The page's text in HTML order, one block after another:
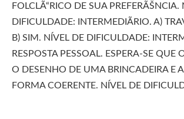
FOLCLÃ“RICO DE SUA PREFERÃŠNCIA.
DIFICULDADE: INTERMEDIÃRIO. A)
B) SIM. NÍVEL DE DIFICULDADE:
RESPOSTA PESSOAL. ESPERA-SE QUE
O DESENHO DE UMA BRINCADEIRA E
FORMA COERENTE. NÍVEL DE